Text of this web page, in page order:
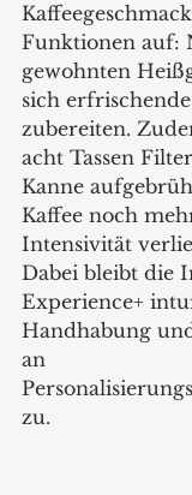
Funktionen auf:
gewohnten
sich
zubereiten.
acht Tassen
Kanne
Kaffee noch
Intensivität
Dabei bleibt die
Experience+
Handhabung
an
zu.